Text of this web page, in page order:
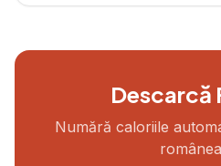
Descarcă
Numără caloriile